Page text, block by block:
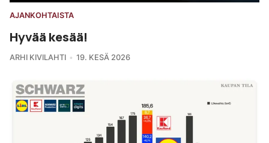
AJANKOHTAISTA
Hyvää kesää!
ARHI KIVILAHTI 19. KESÄ 2026